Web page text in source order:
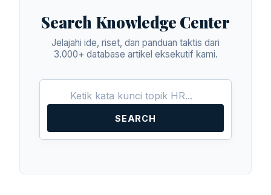
Search Knowledge Center
Jelajahi ide, riset, dan panduan taktis dari
3.000+ database artikel eksekutif kami.
SEARCH